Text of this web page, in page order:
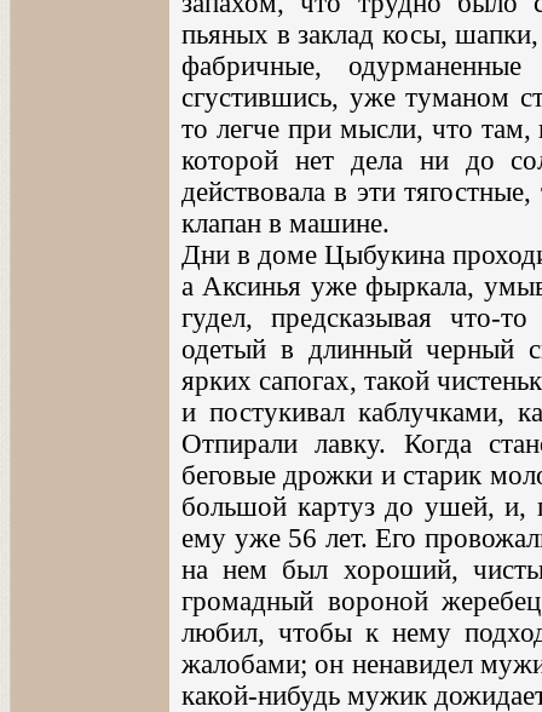
пьяных в заклад косы,
фабричные,
сгустившись, уже туманом
то легче при мысли, что
которой нет дела ни до
действовала в эти
клапан в машине.
Дни в доме Цыбукина
а Аксинья уже фыркала,
гудел, предсказывая что-
одетый в длинный черный
ярких сапогах, такой
и постукивал каблучками,
Отпирали лавку. Когда
беговые дрожки и старик
большой картуз до ушей, и,
ему уже 56 лет. Его
на нем был хороший,
громадный вороной
любил, чтобы к нему
жалобами; он ненавидел
какой-нибудь мужик